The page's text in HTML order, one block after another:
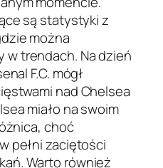
są statystyki z
można
w trendach. Na dzień
F.C. mógł
nad Chelsea
miało na swoim
choć
pełni zaciętości
Warto również